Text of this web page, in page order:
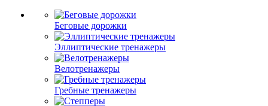
Беговые дорожки
Эллиптические тренажеры
Велотренажеры
Гребные тренажеры